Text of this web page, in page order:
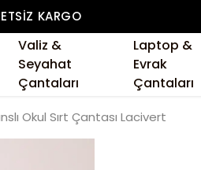
KARGO
Valiz &
Seyahat
Çantaları
Laptop &
Evrak
Çantaları
Okul Sırt Çantası Lacivert